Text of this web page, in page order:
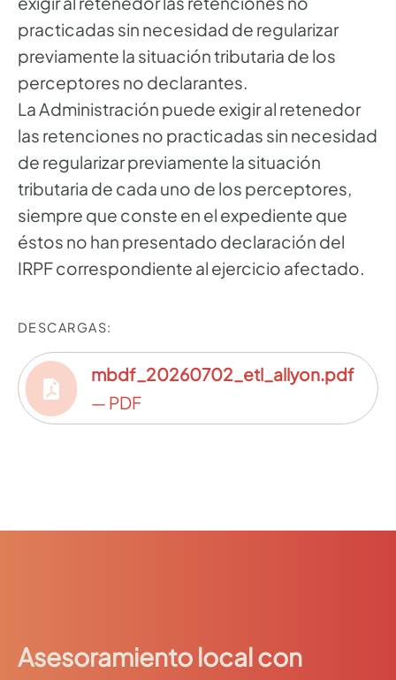
practicadas sin necesidad de regularizar
previamente la situación tributaria de los
perceptores no declarantes.
La Administración puede exigir al retenedor
las retenciones no practicadas sin necesidad
de regularizar previamente la situación
tributaria de cada uno de los perceptores,
siempre que conste en el expediente que
éstos no han presentado declaración del
IRPF correspondiente al ejercicio afectado.
DESCARGAS:
mbdf_20260702_etl_allyon.pdf
— PDF
Asesoramiento local con